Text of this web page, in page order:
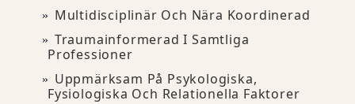
Multidisciplinär Och Nära Koordinerad
Traumainformerad I Samtliga
Professioner
Uppmärksam På Psykologiska,
Fysiologiska Och Relationella Faktorer